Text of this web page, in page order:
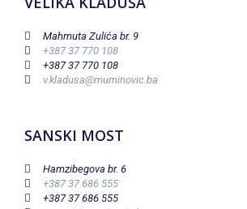
Mahmuta Zulića br. 9
+387 37 770 108
+387 37 770 108
v.kladusa@muminovic.ba
SANSKI MOST
Hamzibegova br. 6
+387 37 686 555
+387 37 686 555